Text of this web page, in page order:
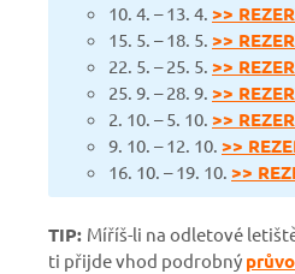
10. 4. – 13. 4. >>
15. 5. – 18. 5. >>
22. 5. – 25. 5. >>
25. 9. – 28. 9. >>
2. 10. – 5. 10. >>
9. 10. – 12. 10. >>
16. 10. – 19. 10. >>
TIP: Míříš-li na odletové
ti přijde vhod podrobný